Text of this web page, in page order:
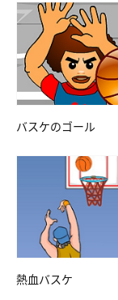
バスケのゴール
熱血バスケ